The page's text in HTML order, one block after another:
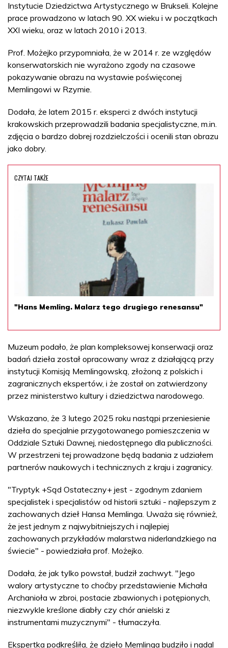
Instytucie Dziedzictwa Artystycznego w Brukseli. Kolejne
prace prowadzono w latach 90. XX wieku i w początkach
XXI wieku, oraz w latach 2010 i 2013.
Prof. Możejko przypomniała, że w 2014 r. ze względów
konserwatorskich nie wyrażono zgody na czasowe
pokazywanie obrazu na wystawie poświęconej
Memlingowi w Rzymie.
Dodała, że latem 2015 r. eksperci z dwóch instytucji
krakowskich przeprowadzili badania specjalistyczne, m.in.
zdjęcia o bardzo dobrej rozdzielczości i ocenili stan obrazu
jako dobry.
CZYTAJ TAKŻE
"Hans Memling. Malarz tego drugiego renesansu"
Muzeum podało, że plan kompleksowej konserwacji oraz
badań dzieła został opracowany wraz z działającą przy
instytucji Komisją Memlingowską, złożoną z polskich i
zagranicznych ekspertów, i że został on zatwierdzony
przez ministerstwo kultury i dziedzictwa narodowego.
Wskazano, że 3 lutego 2025 roku nastąpi przeniesienie
dzieła do specjalnie przygotowanego pomieszczenia w
Oddziale Sztuki Dawnej, niedostępnego dla publiczności.
W przestrzeni tej prowadzone będą badania z udziałem
partnerów naukowych i technicznych z kraju i zagranicy.
"Tryptyk +Sąd Ostateczny+ jest - zgodnym zdaniem
specjalistek i specjalistów od historii sztuki - najlepszym z
zachowanych dzieł Hansa Memlinga. Uważa się również,
że jest jednym z najwybitniejszych i najlepiej
zachowanych przykładów malarstwa niderlandzkiego na
świecie" - powiedziała prof. Możejko.
Dodała, że jak tylko powstał, budził zachwyt. "Jego
walory artystyczne to choćby przedstawienie Michała
Archanioła w zbroi, postacie zbawionych i potępionych,
niezwykle kreślone diabły czy chór anielski z
instrumentami muzycznymi" - tłumaczyła.
Ekspertka podkreśliła, że dzieło Memlinga budziło i nadal